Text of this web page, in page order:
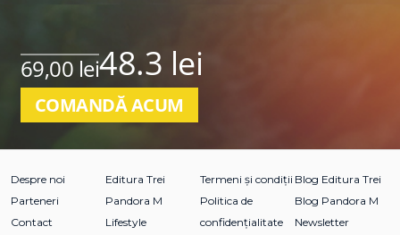
69,00 lei48.3 lei
COMANDĂ ACUM
Despre noi
Parteneri
Contact
Editura Trei
Pandora M
Lifestyle
Termeni și condiții
Politica de
confidențialitate
Blog Editura Trei
Blog Pandora M
Newsletter